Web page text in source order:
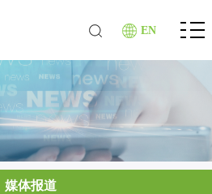
EN
媒体报道